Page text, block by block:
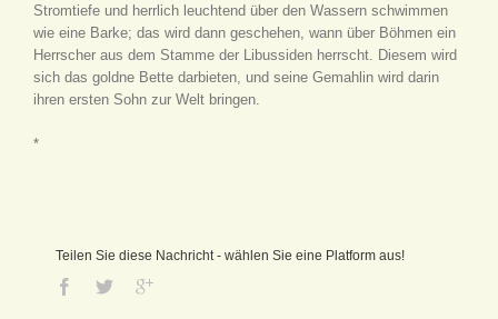
Stromtiefe und herrlich leuchtend über den Wassern schwimmen
wie eine Barke; das wird dann geschehen, wann über Böhmen ein
Herrscher aus dem Stamme der Libussiden herrscht. Diesem wird
sich das goldne Bette darbieten, und seine Gemahlin wird darin
ihren ersten Sohn zur Welt bringen.
*
Teilen Sie diese Nachricht - wählen Sie eine Platform aus!